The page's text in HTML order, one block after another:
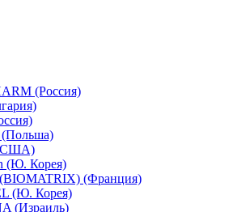
(Россия)
(Ю. Корея)
(Франция)
(Ю. Корея)
(Израиль)